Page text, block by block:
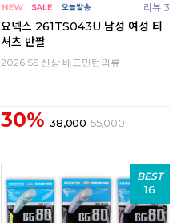
리뷰 3
요넥스 261TS043U 남성 여성 티
셔츠 반팔
2026 SS 신상 배드민턴의류
30% 38,000 55,000
BEST
16